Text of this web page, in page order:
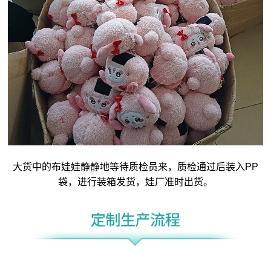
大货中的布娃娃静静地等待质检员来，质检通过后装入PP
袋，进行装箱发货，娃厂准时出货。